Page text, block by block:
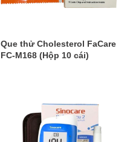
Que thử Cholesterol FaCare
FC-M168 (Hộp 10 cái)